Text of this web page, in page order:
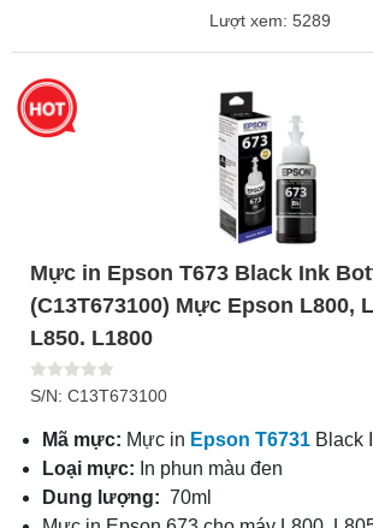
Lượt xem: 5289
Mực in Epson T673 Black Ink
(C13T673100) Mực Epson L800,
L850. L1800
S/N: C13T673100
Mã mực: Mực in Epson T6731 Black
Loại mực: In phun màu đen
Dung lượng: 70ml